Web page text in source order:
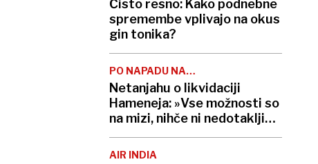
Čisto resno: Kako podnebne
spremembe vplivajo na okus
gin tonika?
PO NAPADU NA
BOLNIŠNICO
Netanjahu o likvidaciji
Hameneja: »Vse možnosti so
na mizi, nihče ni nedotakljiv«;
Slovenija umaknila
diplomate iz Teherana
AIR INDIA